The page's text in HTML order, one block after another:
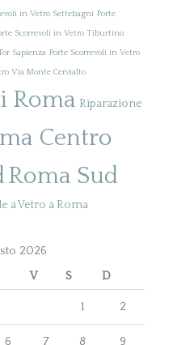
in Vetro Settebagni Porte
Scorrevoli in Vetro Tiburtino
Sapienza Porte Scorrevoli in Vetro
Via Monte Cervialto
Roma Riparazione
Centro
Roma Sud
a Vetro a Roma
2026
V S D
1 2
6 7 8 9